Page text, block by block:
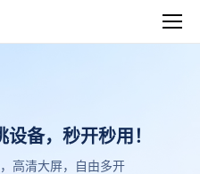
备，秒开秒用！
高清大屏，自由多开